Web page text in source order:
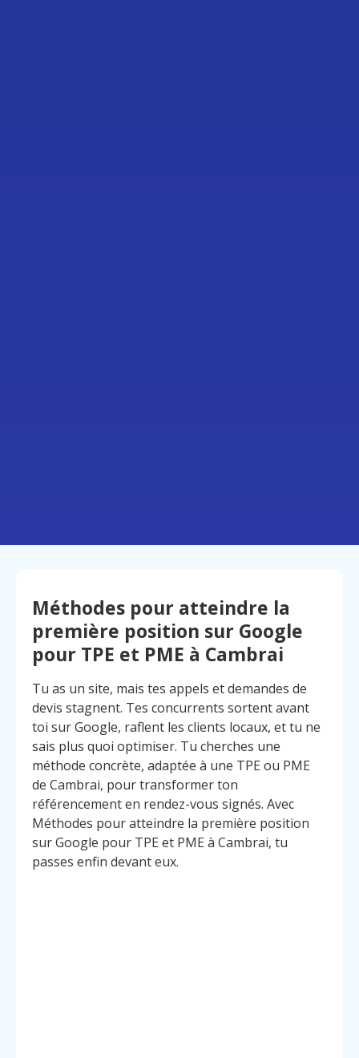
Méthodes pour atteindre la
première position sur Google
pour TPE et PME à Cambrai
Tu as un site, mais tes appels et demandes de
devis stagnent. Tes concurrents sortent avant
toi sur Google, raflent les clients locaux, et tu ne
sais plus quoi optimiser. Tu cherches une
méthode concrète, adaptée à une TPE ou PME
de Cambrai, pour transformer ton
référencement en rendez-vous signés. Avec
Méthodes pour atteindre la première position
sur Google pour TPE et PME à Cambrai, tu
passes enfin devant eux.